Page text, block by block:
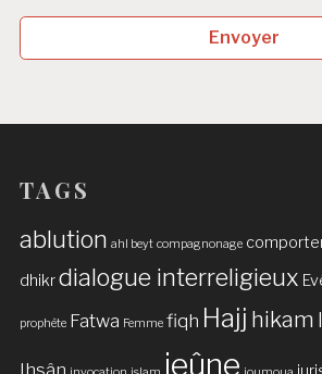
Envoyer
TAGS
ablution ahl beyt compagnonage
dhikrdialogue interreligieux
prophète Fatwa Femme fiqh Hajj hikam
jeûne